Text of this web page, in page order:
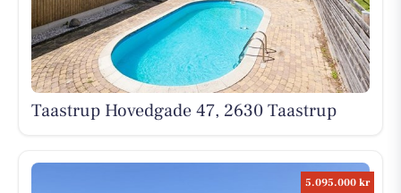
Taastrup Hovedgade 47, 2630 Taastrup
5.095.000 kr